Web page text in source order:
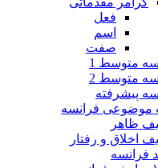
فعل
اسم
صفت
متوسط 1
متوسط 2
پیشرفته
موضوعی فرانسه
ظاهر
اخلاق و رفتار
فرانسه